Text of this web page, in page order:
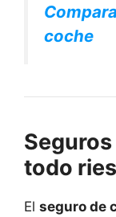
coche
todo
El seguro de